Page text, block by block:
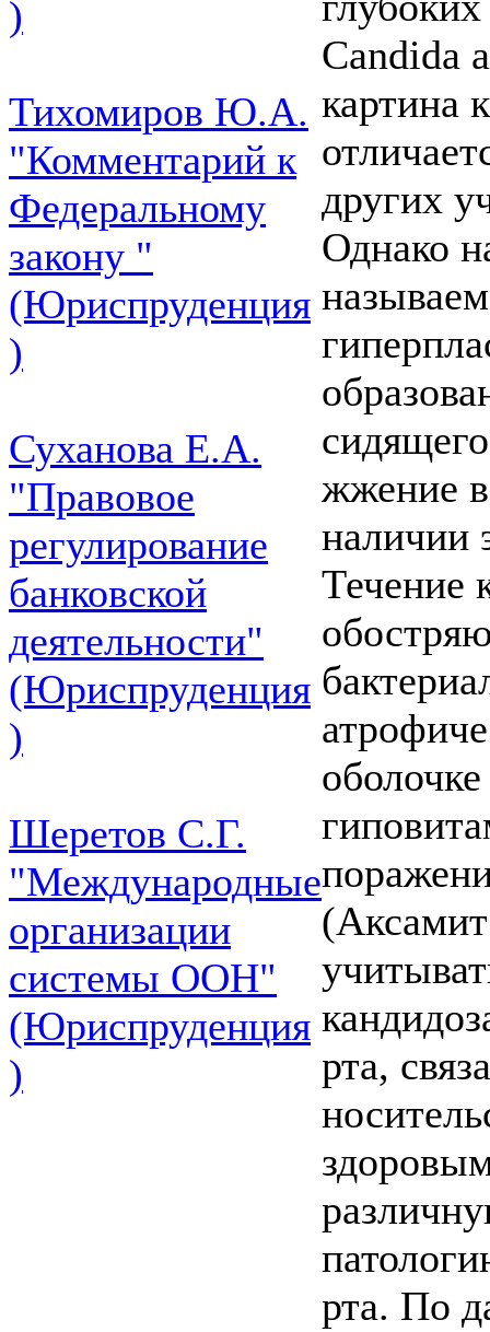
)
Тихомиров Ю.А.
"Комментарий к
Федеральному
закону "
(Юриспруденция
)
Суханова Е.А.
"Правовое
регулирование
банковской
деятельности"
(Юриспруденция
)
Шеретов С.Г.
"Международные
организации
системы ООН"
(Юриспруденция
)
Candida
картина
других
Однако
жжение в
наличии
Течение
рта,
рта. По